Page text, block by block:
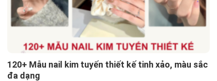
120+ Mẫu nail kim tuyến thiết kế tinh xảo, màu sắc
đa dạng